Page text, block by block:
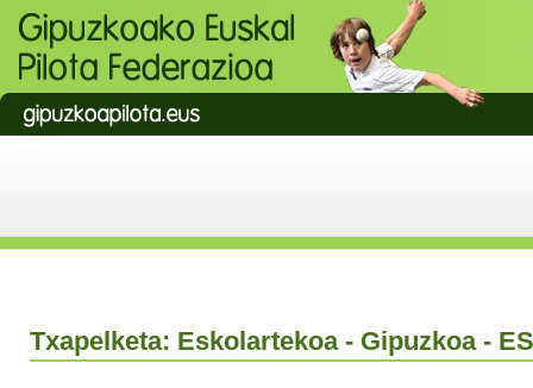
Txapelketa: Eskolartekoa - Gipuzkoa -